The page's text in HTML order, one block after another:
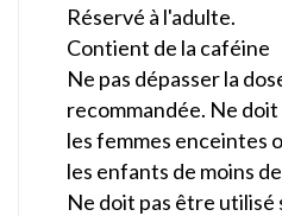
Réservé à l'adulte.
Contient de la caféine
Ne pas dépasser la
recommandée. Ne
les femmes enceintes
les enfants de moins
Ne doit pas être utilisé